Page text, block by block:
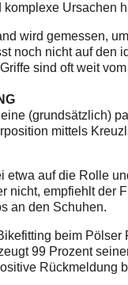
Ursachen
wird gemessen,
noch nicht auf den
sind oft weit
(grundsätzlich)
mittels
etwa auf die Rolle
nicht, empfiehlt der
an den Schuhen.
beim
99 Prozent
Rückmeldung